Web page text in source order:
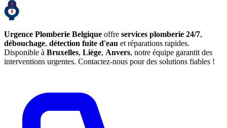
Urgence Plomberie Belgique offre services plomberie 24/7,
débouchage, détection fuite d'eau et réparations rapides.
Disponible à Bruxelles, Liège, Anvers, notre équipe garantit des
interventions urgentes. Contactez-nous pour des solutions fiables !